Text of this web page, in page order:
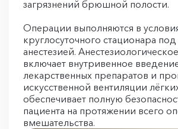
загрязнений брюшной полости.
Операции выполняются в
круглосуточного стационара
анестезией.
включает внутривенное
лекарственных препаратов и
искусственной вентиляции
обеспечивает полную
пациента на протяжении всего
вмешательства.